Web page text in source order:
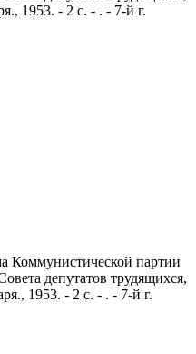
1953. - 2 с. - . - 7-й г.
Коммунистической партии
депутатов трудящихся,
1953. - 2 с. - . - 7-й г.